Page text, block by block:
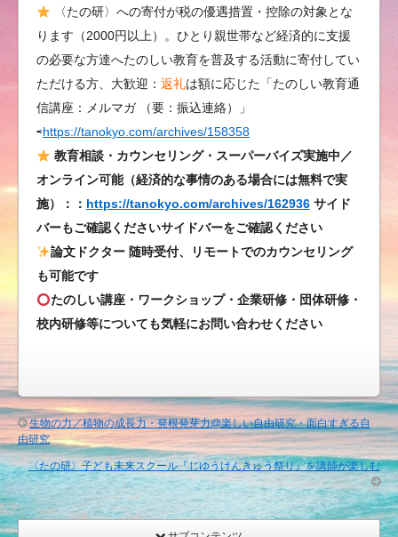
〈たの研〉への寄付が税の優遇措置・控除の対象とな
ります（2000円以上）。ひとり親世帯など経済的に支援
の必要な方達へたのしい教育を普及する活動に寄付してい
ただける方、大歓迎： 返礼は額に応じた「たのしい教育通
信講座：メルマガ （要：振込連絡）」
⇨https://tanokyo.com/archives/158358
教育相談・カウンセリング・スーパーバイズ実施中／
オンライン可能（経済的な事情のある場合には無料で実
施）：： https://tanokyo.com/archives/162936 サイド
バーもご確認くださいサイドバーをご確認ください
論文ドクター 随時受付、リモートでのカウンセリング
も可能です
たのしい講座・ワークショップ・企業研修・団体研修・
校内研修等についても気軽にお問い合わせください
生物の力／植物の成長力・発根発芽力@楽しい自由研究・面白すぎる自
由研究
〈たの研〉子ども未来スクール『じゆうけんきゅう祭り』を講師が楽しむ